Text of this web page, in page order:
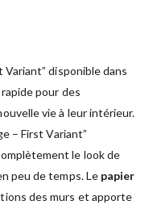
disponible dans
pour des
vie à leur intérieur.
– First Variant”
le look de
peu de temps. Le papier
des murs et apporte